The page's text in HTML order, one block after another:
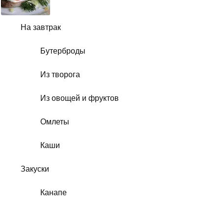
На завтрак
Бутерброды
Из творога
Из овощей и фруктов
Омлеты
Каши
Закуски
Канапе